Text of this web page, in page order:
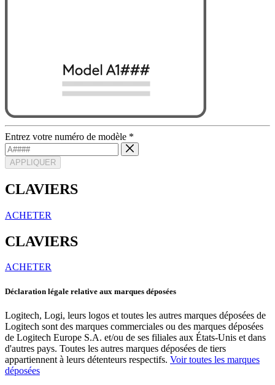
Entrez votre numéro de modèle *
APPLIQUER
CLAVIERS
ACHETER
CLAVIERS
ACHETER
Déclaration légale relative aux marques déposées
Logitech, Logi, leurs logos et toutes les autres marques déposées de
Logitech sont des marques commerciales ou des marques déposées
de Logitech Europe S.A. et/ou de ses filiales aux États-Unis et dans
d'autres pays. Toutes les autres marques déposées de tiers
appartiennent à leurs détenteurs respectifs. Voir toutes les marques
déposées